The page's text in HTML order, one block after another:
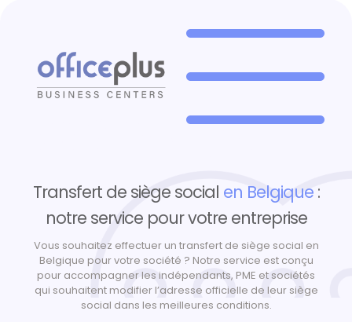
Transfert de siège
Transfert de siège social en Belgique :
notre service pour votre entreprise
Vous souhaitez effectuer un transfert de siège social en
Belgique pour votre société ? Notre service est conçu
pour accompagner les indépendants, PME et sociétés
qui souhaitent modifier l’adresse officielle de leur siège
social dans les meilleures conditions.